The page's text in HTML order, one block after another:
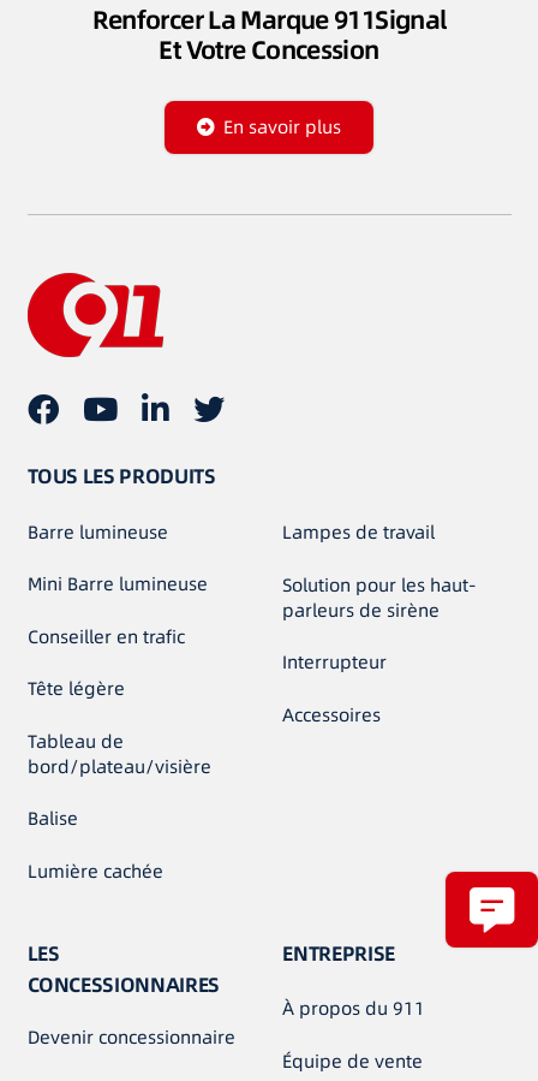
Renforcer La Marque 911Signal
Et Votre Concession
En savoir plus
TOUS LES PRODUITS
Barre lumineuse
Mini Barre lumineuse
Conseiller en trafic
Tête légère
Tableau de
bord/plateau/visière
Balise
Lumière cachée
Lampes de travail
Solution pour les haut-
parleurs de sirène
Interrupteur
Accessoires
LES
CONCESSIONNAIRES
Devenir concessionnaire
ENTREPRISE
À propos du 911
Équipe de vente